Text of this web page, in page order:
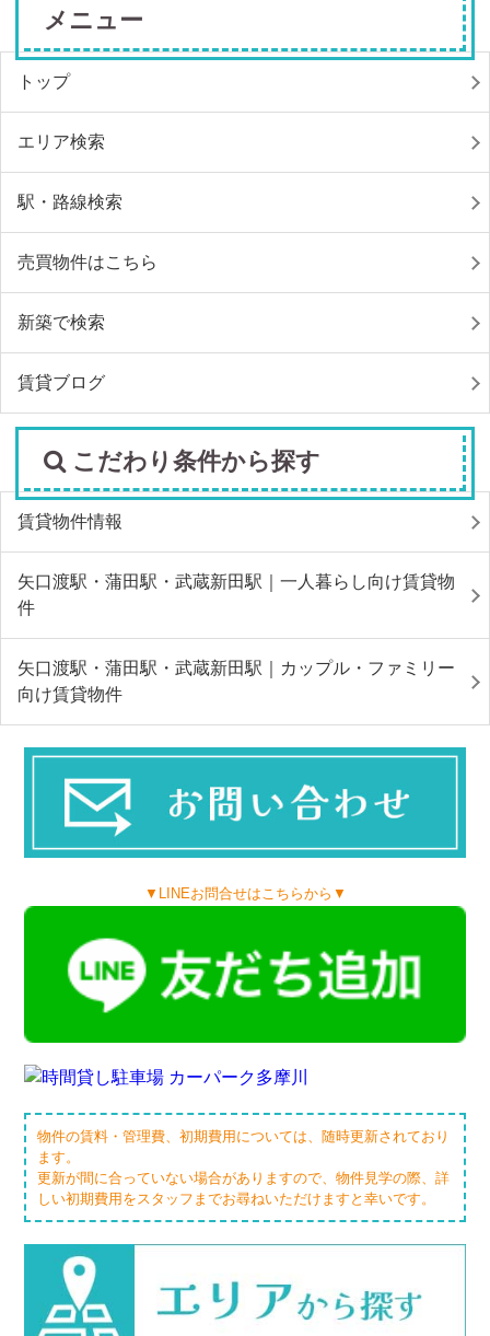
メニュー
トップ
エリア検索
駅・路線検索
売買物件はこちら
新築で検索
賃貸ブログ
こだわり条件から探す
賃貸物件情報
矢口渡駅・蒲田駅・武蔵新田駅｜一人暮らし向け賃貸物
件
矢口渡駅・蒲田駅・武蔵新田駅｜カップル・ファミリー
向け賃貸物件
▼LINEお問合せはこちらから▼
物件の賃料・管理費、初期費用については、随時更新されており
ます。
更新が間に合っていない場合がありますので、物件見学の際、詳
しい初期費用をスタッフまでお尋ねいただけますと幸いです。